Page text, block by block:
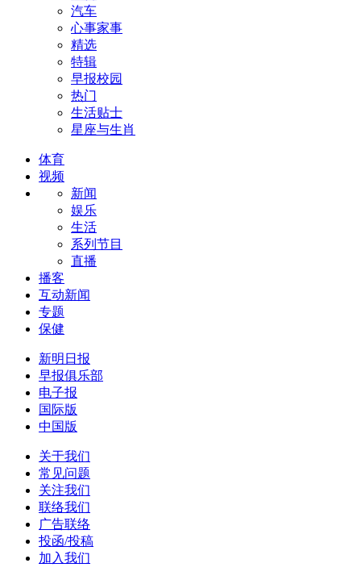
汽车
心事家事
精选
特辑
早报校园
热门
生活贴士
星座与生肖
体育
视频
新闻
娱乐
生活
系列节目
直播
播客
互动新闻
专题
保健
新明日报
早报俱乐部
电子报
国际版
中国版
关于我们
常见问题
关注我们
联络我们
广告联络
投函/投稿
加入我们